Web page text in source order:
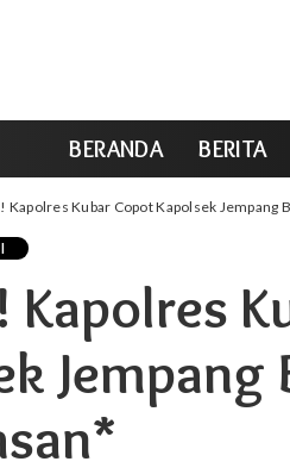
BERANDA BERITA
Kapolres Kubar Copot Kapolsek Jempang
Kapolres